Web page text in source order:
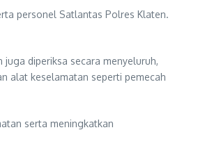
personel Satlantas Polres Klaten.
diperiksa secara menyeluruh,
alat keselamatan seperti pemecah
serta meningkatkan